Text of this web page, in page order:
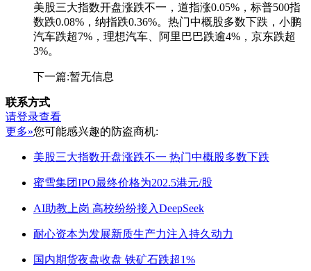
美股三大指数开盘涨跌不一，道指涨0.05%，标普500指
数跌0.08%，纳指跌0.36%。热门中概股多数下跌，小鹏
汽车跌超7%，理想汽车、阿里巴巴跌逾4%，京东跌超
3%。
下一篇:暂无信息
联系方式
请登录查看
更多»您可能感兴趣的防盗商机:
美股三大指数开盘涨跌不一 热门中概股多数下跌
蜜雪集团IPO最终价格为202.5港元/股
AI助教上岗 高校纷纷接入DeepSeek
耐心资本为发展新质生产力注入持久动力
国内期货夜盘收盘 铁矿石跌超1%